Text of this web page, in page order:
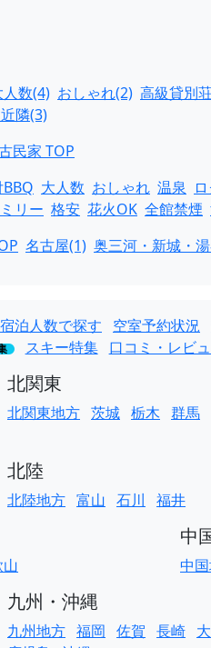
人数(4) おしゃれ(2) 高級貸別
隣(3)
民家 TOP
大人数 おしゃれ 温泉
リー 格安 花火OK 全館禁煙
名古屋(1) 奥三河・新城・
宿泊人数で探す 空室予約状況
スキー特集 口コミ・レビ
北関東
北関東地方 茨城 栃木 群馬
北陸
北陸地方 富山 石川 福井
中
中
九州・沖縄
九州地方 福岡 佐賀 長崎